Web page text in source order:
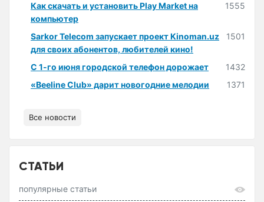
Как скачать и установить Play Market на
компьютер
1555
Sarkor Telecom запускает проект Kinoman.uz
для своих абонентов, любителей кино!
1501
С 1-го июня городской телефон дорожает
1432
«Beeline Club» дарит новогодние мелодии
1371
Все новости
СТАТЬИ
популярные статьи